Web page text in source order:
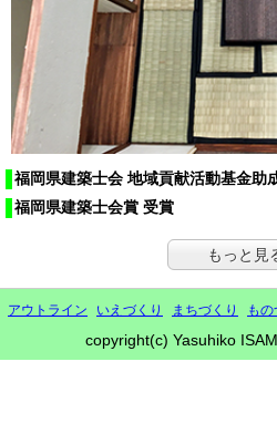
福岡県建築士会 地域貢献活動基金助
福岡県建築士会賞 受賞
もっと見
アウトライン いえづくり まちづくり もの
copyright(c) Yasuhiko